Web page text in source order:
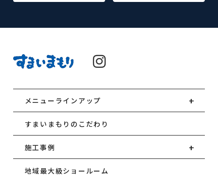
メニューラインアップ
すまいまもりのこだわり
施工事例
地域最大級ショールーム